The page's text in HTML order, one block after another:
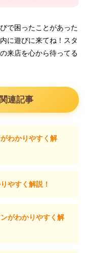
で困ったことがあった
に遊びに来てね！スタ
来店を心から待ってる
連記事
わかりやすく解
やすく解説！
がわかりやすく解